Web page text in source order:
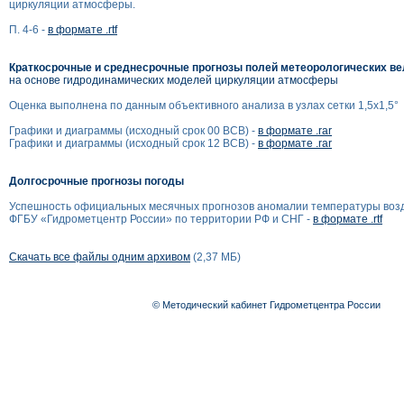
циркуляции атмосферы.
П. 4-6 - в формате .rtf
Краткосрочные и среднесрочные прогнозы полей метеорологических
на основе гидродинамических моделей циркуляции атмосферы
Оценка выполнена по данным объективного анализа в узлах сетки 1,5x1,5°
Графики и диаграммы (исходный срок 00 ВСВ) - в формате .rar
Графики и диаграммы (исходный срок 12 ВСВ) - в формате .rar
Долгосрочные прогнозы погоды
Успешность официальных месячных прогнозов аномалии температуры
ФГБУ «Гидрометцентр России» по территории РФ и СНГ - в формате .rtf
Скачать все файлы одним архивом (2,37 МБ)
© Методический кабинет Гидрометцентра России